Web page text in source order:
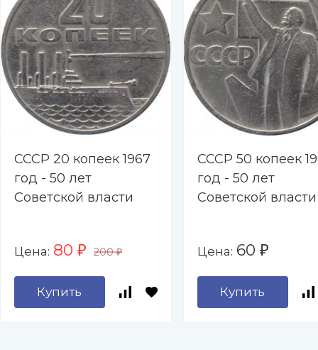
СССР 20 копеек 1967
год - 50 лет
Советской власти
Цена: 80 ₽ 200₽
Купить
СССР 50 копеек
год - 50 лет
Советской власти
Цена: 60 ₽
Купить